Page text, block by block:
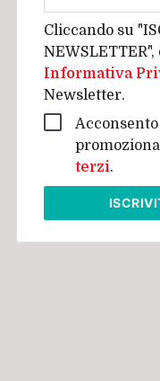
Cliccando su
Informativa
Newsletter.
terzi.